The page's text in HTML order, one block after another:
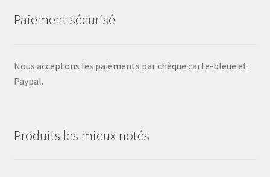
Paiement sécurisé
Nous acceptons les paiements par chèque carte-bleue et
Paypal.
Produits les mieux notés